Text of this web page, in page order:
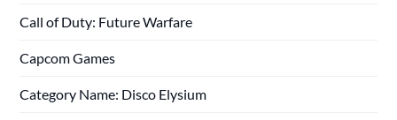
Call of Duty: Future Warfare
Capcom Games
Category Name: Disco Elysium